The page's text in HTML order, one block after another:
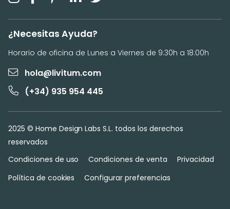
¿Necesitas Ayuda?
Horario de oficina de Lunes a Viernes de 9:30h a 18:00h
hola@livitum.com
(+34) 935 954 445
2025 © Home Design Labs S.L. todos los derechos
reservados
Condiciones de uso
Condiciones de venta
Privacidad
Política de cookies
Configurar preferencias